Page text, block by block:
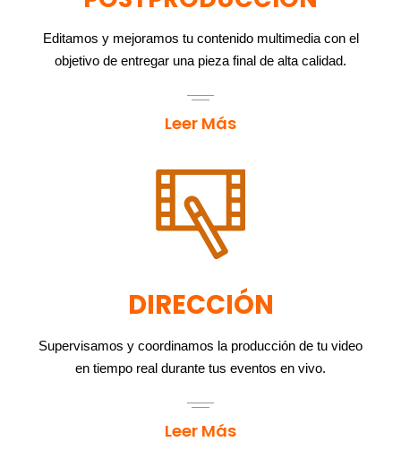
Editamos y mejoramos tu contenido multimedia con el
objetivo de entregar una pieza final de alta calidad.
Leer Más
DIRECCIÓN
Supervisamos y coordinamos la producción de tu video
en tiempo real durante tus eventos en vivo.
Leer Más